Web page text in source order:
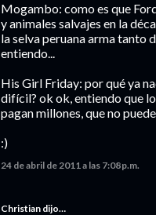
Mogambo: como es que
y animales salvajes en la
la selva peruana arma tanto
entiendo...
His Girl Friday: por qué ya
difícil? ok ok, entiendo que
pagan millones, que no
:)
24 de abril de 2011 a las 7:08 p.m.
Christian dijo…